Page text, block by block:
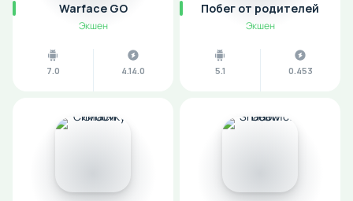
Warface GO
Экшен
7.0 4.14.0
Побег от родителей
Экшен
5.1 0.453